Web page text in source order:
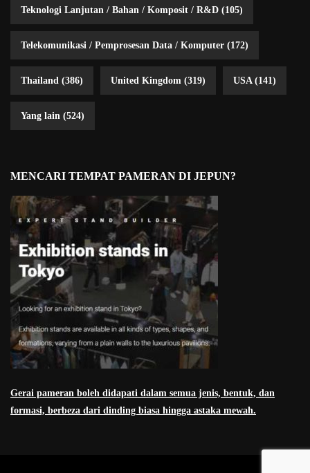
Teknologi Lanjutan / Bahan / Komposit / R&D (105)
Telekomunikasi / Pemprosesan Data / Komputer (172)
Thailand (386) United Kingdom (319) USA (141)
Yang lain (524)
MENCARI TEMPAT PAMERAN DI JEPUN?
Gerai pameran boleh didapati dalam semua jenis, bentuk, dan
formasi, berbeza dari dinding biasa hingga astaka mewah.